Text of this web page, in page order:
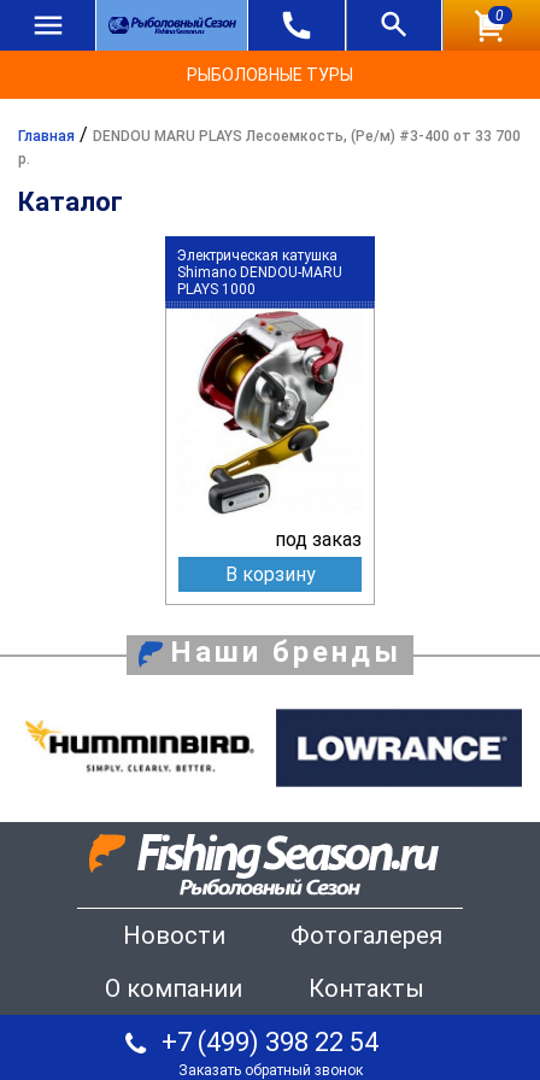
0
РЫБОЛОВНЫЕ ТУРЫ
Главная / DENDOU MARU PLAYS Лесоемкость, (Ре/м) #3-400 от 33 700
р.
Каталог
Электрическая катушка
Shimano DENDOU-MARU
PLAYS 1000
под заказ
В корзину
Наши бренды
Новости
Фотогалерея
О компании
Контакты
+7 (499) 398 22 54
Заказать обратный звонок